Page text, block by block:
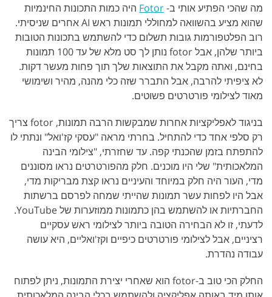
מה שהכי הפתיע אותי ב-Fotor היה כמות התכונות החינמיות
שהוא מציע בהשוואה למחוללי תמונות ראש AI אחרים שניסיתי.
רוב הפלטפורמות גובות תשלום כדי להשתמש בתכונות הטובות
ביותר שלהן, אבל fotor נותן לך סט מלא של עד 100 תמונות
בחינם, ואתה מקבל את התוצאות שלך תוך פחות מעשר דקות.
לא ציפיתי להרבה, אבל התברר שזה כלי מהנה, מהיר ושימושי
מאוד לצילומי פורטרטים פשוטים.
בניגוד לאפליקציות אחרות שמבקשות הרבה תמונות, fotor צריך
רק סלפי אחד כדי להתחיל. בחרתי מראה "עסקי קז'ואל" ונתתי לו
להתפתח בזמן שהכנתי קפה. עד שחזרתי, "צילומי הבינה
המלאכותית" שלי היו מוכנים. חלק מהפורטרטים נראו מסוננים
מדי, העור היה חלק במיוחד והעיניים נראו קצת מבריקות מדי,
אבל היו לפחות עשר תמונות שהייתי שמחה לפרסם ברשתות
החברתיות או להשתמש בהן כתמונות ממוזערות של YouTube.
לדעתי, זו לא הבחירה הטובה ביותר לצילומי ראש עסקיים
רציניים, אבל לצילומי פורטרטים כיפיים וקז'ואליים, היא עושה
עבודה נהדרת.
החלק הכי טוב ב-fotor הוא שאחרי יצירת התמונות, ניתן לפתוח